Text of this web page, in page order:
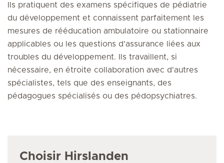
Ils pratiquent des examens spécifiques de pédiatrie
du développement et connaissent parfaitement les
mesures de rééducation ambulatoire ou stationnaire
applicables ou les questions d'assurance liées aux
troubles du développement. Ils travaillent, si
nécessaire, en étroite collaboration avec d'autres
spécialistes, tels que des enseignants, des
pédagogues spécialisés ou des pédopsychiatres.
Choisir Hirslanden